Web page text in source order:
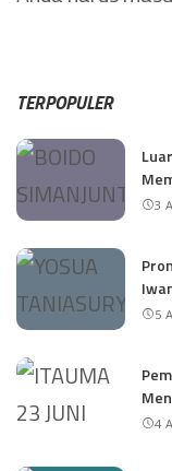
TERPOPULER
3
5
4